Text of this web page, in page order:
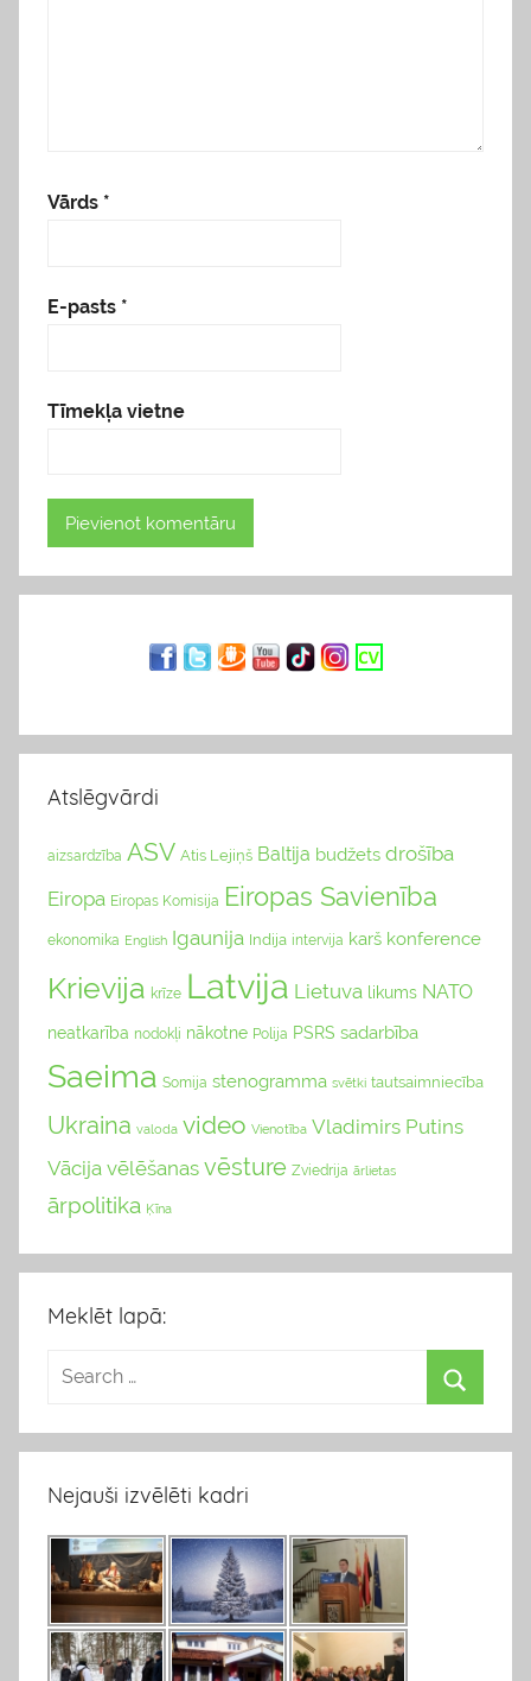
Vārds *
E-pasts *
Tīmekļa vietne
Atslēgvārdi
aizsardzība ASV Atis Lejiņš Baltija budžets drošība
Eiropa Eiropas Komisija Eiropas Savienība
ekonomika English Igaunija Indija intervija karš konference
Krievija krīze Latvija Lietuva likums NATO
neatkarība nodokļi nākotne Polija PSRS sadarbība
Saeima Somija stenogramma svētki tautsaimniecība
Ukraina valoda video Vienotība Vladimirs Putins
Vācija vēlēšanas vēsture Zviedrija ārlietas
ārpolitika Ķīna
Meklēt lapā:
Nejauši izvēlēti kadri